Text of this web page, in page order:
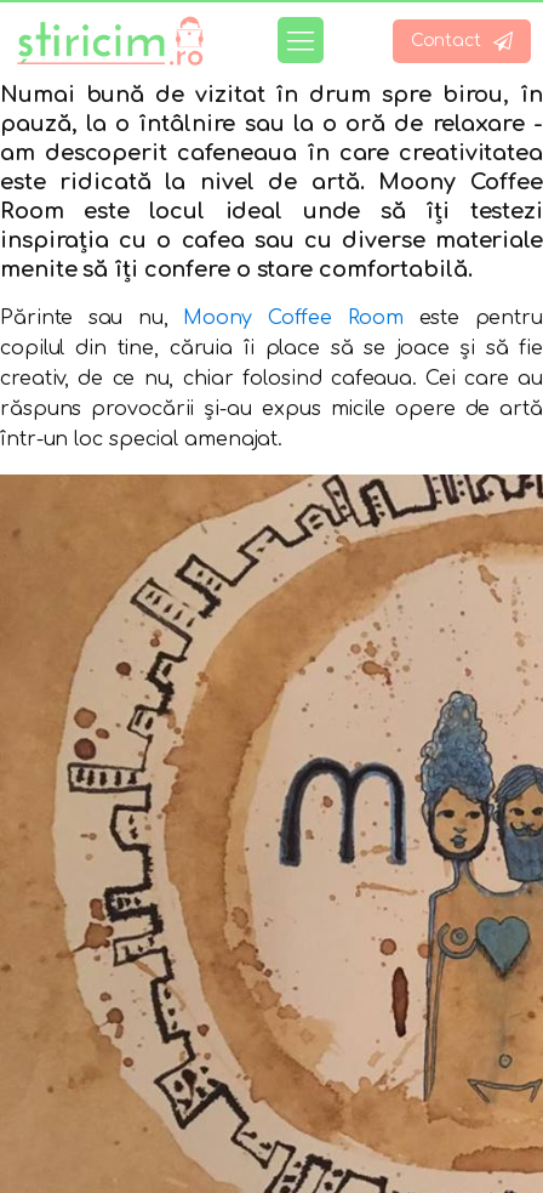
Contact
Numai bună de vizitat în drum spre birou, în
pauză, la o întâlnire sau la o oră de relaxare -
am descoperit cafeneaua în care creativitatea
este ridicată la nivel de artă. Moony Coffee
Room este locul ideal unde să îți testezi
inspirația cu o cafea sau cu diverse materiale
menite să îți confere o stare comfortabilă.
Părinte sau nu, Moony Coffee Room este pentru
copilul din tine, căruia îi place să se joace și să fie
creativ, de ce nu, chiar folosind cafeaua. Cei care au
răspuns provocării și-au expus micile opere de artă
într-un loc special amenajat.